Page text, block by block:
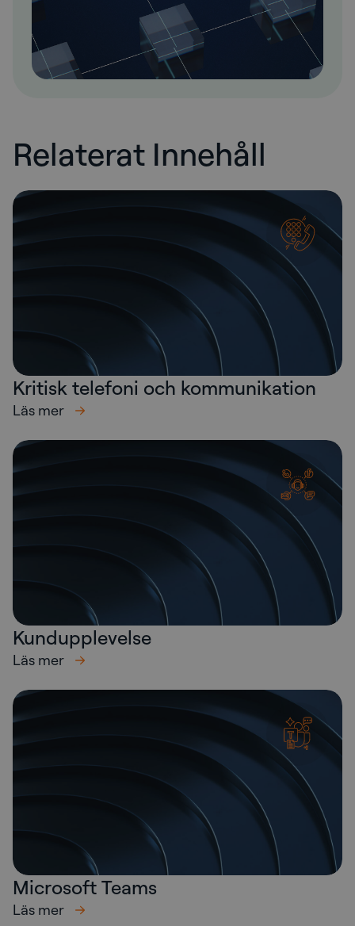
Relaterat Innehåll
Kritisk telefoni och kommunikation
Läs mer
Kundupplevelse
Läs mer
Microsoft Teams
Läs mer